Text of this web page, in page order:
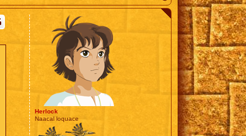
a
u
Herlock
Naacal loquace